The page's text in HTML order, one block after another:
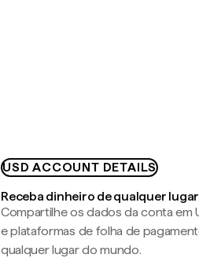
USD ACCOUNT DETAILS
Receba dinheiro de qualquer lugar
Compartilhe os dados da conta em
e plataformas de folha de
qualquer lugar do mundo.